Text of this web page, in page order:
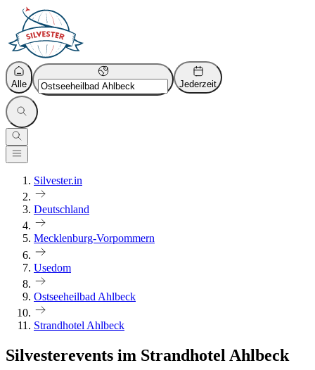
Alle Jederzeit
Silvester.in
Deutschland
Mecklenburg-Vorpommern
Usedom
Ostseeheilbad Ahlbeck
Strandhotel Ahlbeck
Silvesterevents im Strandhotel Ahlbeck